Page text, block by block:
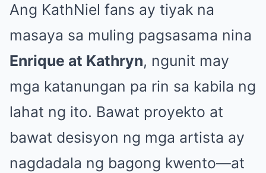
Ang KathNiel fans ay tiyak na
masaya sa muling pagsasama nina
Enrique at Kathryn, ngunit may
mga katanungan pa rin sa kabila ng
lahat ng ito. Bawat proyekto at
bawat desisyon ng mga artista ay
nagdadala ng bagong kwento—at